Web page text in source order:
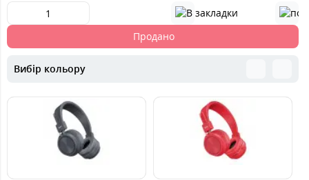
Продано
Вибір кольору